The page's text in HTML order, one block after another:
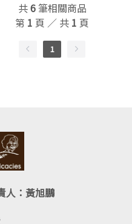
共6筆相關商品
第 1 頁 ／ 共 1 頁
1
人：黃旭鵬